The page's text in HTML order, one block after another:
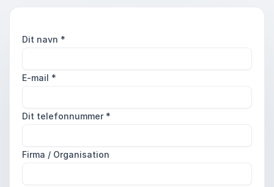
Dit navn *
E-mail *
Dit telefonnummer *
Firma / Organisation